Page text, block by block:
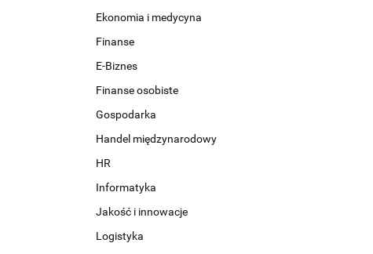
Ekonomia i medycyna
Finanse
E-Biznes
Finanse osobiste
Gospodarka
Handel międzynarodowy
HR
Informatyka
Jakość i innowacje
Logistyka